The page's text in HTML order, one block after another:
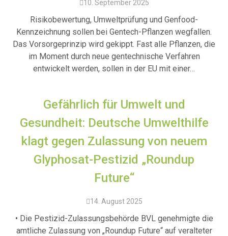
10. September 2025
Risikobewertung, Umweltprüfung und Genfood-
Kennzeichnung sollen bei Gentech-Pflanzen wegfallen.
Das Vorsorgeprinzip wird gekippt. Fast alle Pflanzen, die
im Moment durch neue gentechnische Verfahren
entwickelt werden, sollen in der EU mit einer…
Gefährlich für Umwelt und
Gesundheit: Deutsche Umwelthilfe
klagt gegen Zulassung von neuem
Glyphosat-Pestizid „Roundup
Future“
14. August 2025
• Die Pestizid-Zulassungsbehörde BVL genehmigte die
amtliche Zulassung von „Roundup Future“ auf veralteter